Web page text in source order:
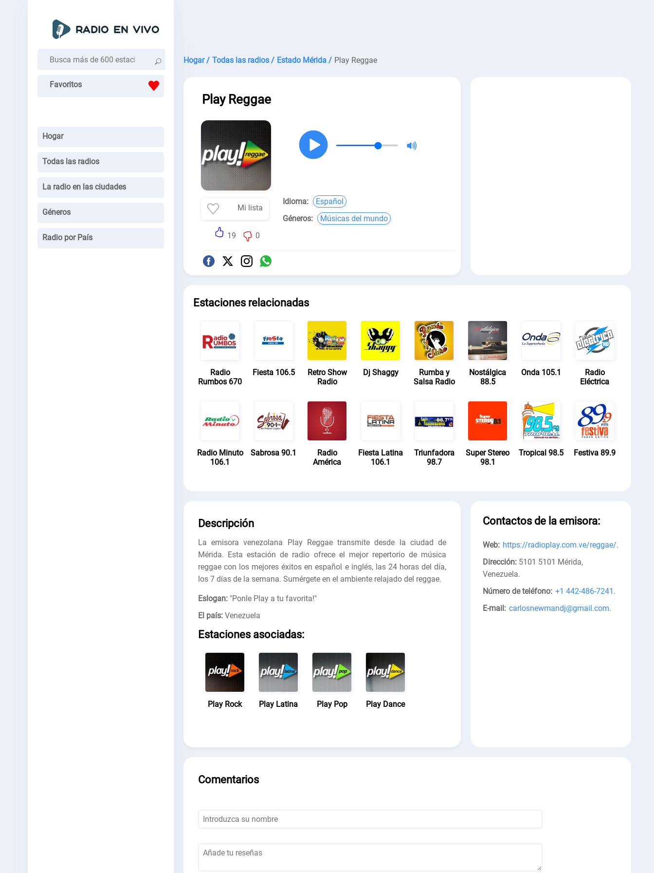
Favoritos
Hogar
Todas las radios
La radio en las ciudades
Géneros
Radio por País
Hogar / Todas las radios / Estado Mérida / Play Reggae
Play Reggae
Mi lista
19 0
Idioma:
Español
Géneros:
Músicas del mundo
Estaciones relacionadas
Radio
Rumbos 670
Fiesta 106.5
Retro Show
Radio
Dj Shaggy
Rumba y
Salsa Radio
Nostálgica
88.5
Onda 105.1
Radio
Eléctrica
Radio Minuto
106.1
Sabrosa 90.1
Radio
América
Fiesta Latina
106.1
Triunfadora
98.7
Super Stereo
98.1
Tropical 98.5 Festiva 89.9
Descripción
La emisora ​​venezolana Play Reggae transmite desde la ciudad de
Mérida. Esta estación de radio ofrece el mejor repertorio de música
reggae con los mejores éxitos en español e inglés, las 24 horas del día,
los 7 días de la semana. Sumérgete en el ambiente relajado del reggae.
Eslogan: "Ponle Play a tu favorita!"
El país: Venezuela
Estaciones asociadas:
Play Rock Play Latina Play Pop Play Dance
Contactos de la emisora:
Web: https://radioplay.com.ve/reggae/.
Dirección: 5101 5101 Mérida,
Venezuela.
Número de teléfono: +1 442-486-7241 .
E-mail: carlosnewmandj@gmail.com.
Comentarios